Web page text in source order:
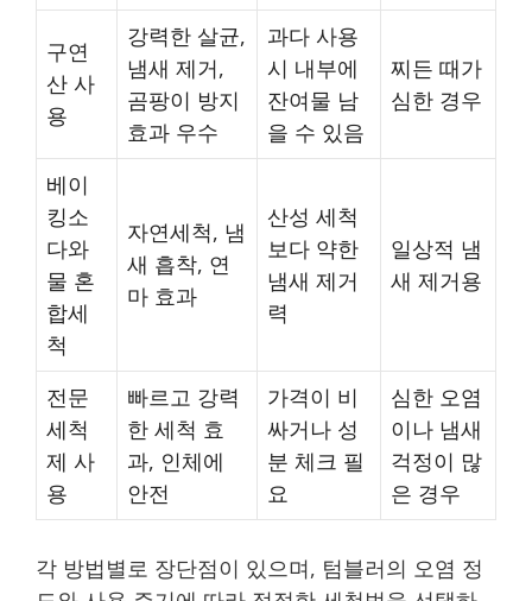
구연
산 사
용
강력한 살균,
냄새 제거,
곰팡이 방지
효과 우수
과다 사용
시 내부에
잔여물 남
을 수 있음
찌든 때가
심한 경우
베이
킹소
다와
물 혼
합세
척
자연세척, 냄
새 흡착, 연
마 효과
산성 세척
보다 약한
냄새 제거
력
일상적 냄
새 제거용
전문
세척
제 사
용
빠르고 강력
한 세척 효
과, 인체에
안전
가격이 비
싸거나 성
분 체크 필
요
심한 오염
이나 냄새
걱정이 많
은 경우
각 방법별로 장단점이 있으며, 텀블러의 오염 정